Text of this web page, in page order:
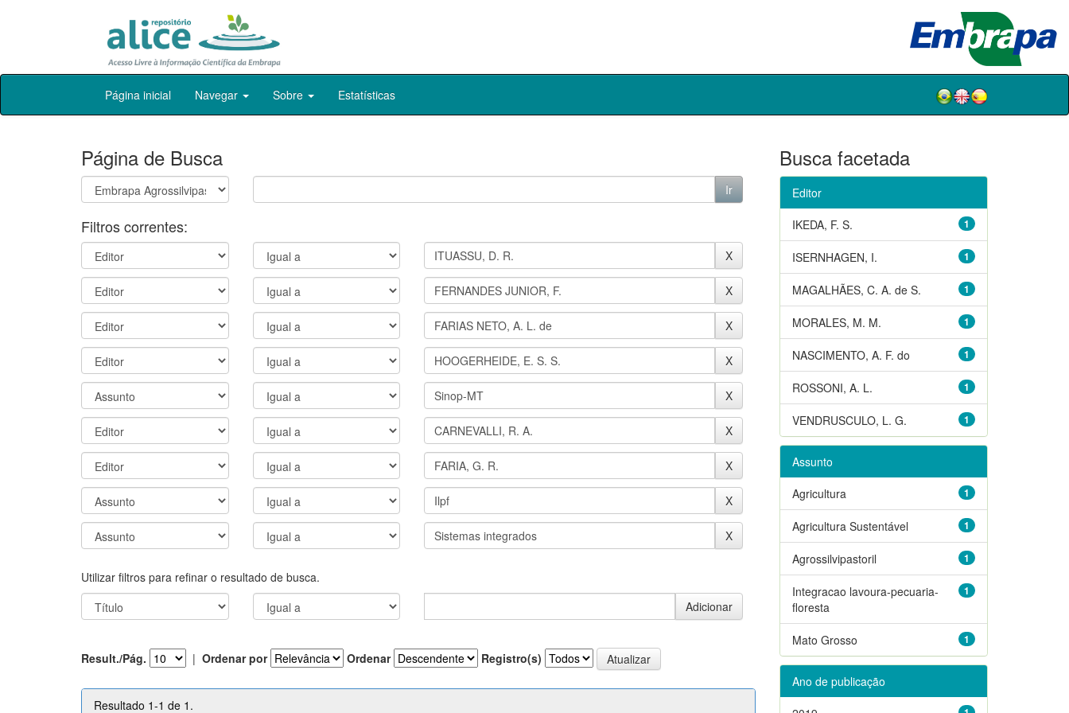
Skip
Página inicial Navegar Sobre Estatísticas
Página de Busca
Filtros correntes:
Utilizar filtros para refinar o resultado de busca.
Result./Pág. | Ordenar por Ordenar Registro(s)
Resultado 1-1 de 1.
Busca facetada
Editor
1
IKEDA, F. S.
1
ISERNHAGEN, I.
1
MAGALHÃES, C. A. de S.
1
MORALES, M. M.
1
NASCIMENTO, A. F. do
1
ROSSONI, A. L.
1
VENDRUSCULO, L. G.
Assunto
1
Agricultura
1
Agricultura Sustentável
1
Agrossilvipastoril
1
Integracao lavoura-pecuaria-
floresta
1
Mato Grosso
Ano de publicação